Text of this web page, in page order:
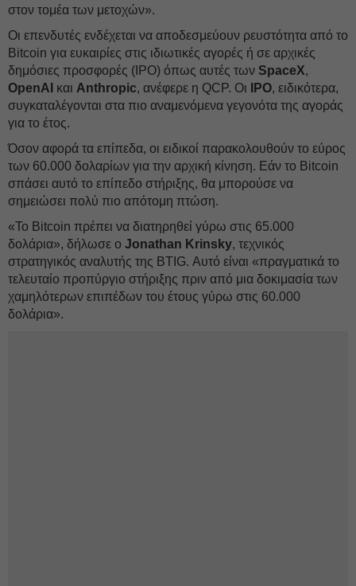
στον τομέα των μετοχών».
Οι επενδυτές ενδέχεται να αποδεσμεύουν ρευστότητα από το
Βitcoin για ευκαιρίες στις ιδιωτικές αγορές ή σε αρχικές
δημόσιες προσφορές (IPO) όπως αυτές των SpaceX,
OpenAI και Anthropic, ανέφερε η QCP. Οι IPO, ειδικότερα,
συγκαταλέγονται στα πιο αναμενόμενα γεγονότα της αγοράς
για το έτος.
Όσον αφορά τα επίπεδα, οι ειδικοί παρακολουθούν το εύρος
των 60.000 δολαρίων για την αρχική κίνηση. Εάν το Βitcoin
σπάσει αυτό το επίπεδο στήριξης, θα μπορούσε να
σημειώσει πολύ πιο απότομη πτώση.
«Το Βitcoin πρέπει να διατηρηθεί γύρω στις 65.000
δολάρια», δήλωσε ο Jonathan Krinsky, τεχνικός
στρατηγικός αναλυτής της BTIG. Αυτό είναι «πραγματικά το
τελευταίο προπύργιο στήριξης πριν από μια δοκιμασία των
χαμηλότερων επιπέδων του έτους γύρω στις 60.000
δολάρια».